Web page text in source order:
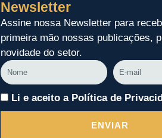
Newsletter
Assine nossa Newsletter para
primeira mão nossas publicações,
novidade do setor.
Nome
E-
mail
Li e aceito a Política de
ENVIAR